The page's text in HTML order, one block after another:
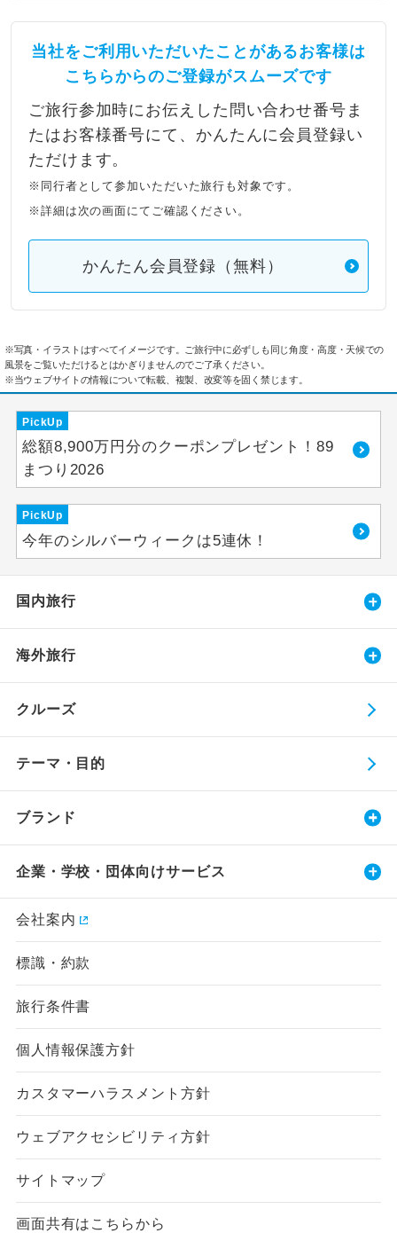
当社をご利用いただいたことがあるお客様は
こちらからのご登録がスムーズです
ご旅行参加時にお伝えした問い合わせ番号ま
たはお客様番号にて、かんたんに会員登録い
ただけます。
※同行者として参加いただいた旅行も対象です。
※詳細は次の画面にてご確認ください。
かんたん会員登録（無料）
※写真・イラストはすべてイメージです。ご旅行中に必ずしも同じ角度・高度・天候での
風景をご覧いただけるとはかぎりませんのでご了承ください。
※当ウェブサイトの情報について転載、複製、改変等を固く禁じます。
PickUp
総額8,900万円分のクーポンプレゼント！89
まつり2026
PickUp
今年のシルバーウィークは5連休！
国内旅行
海外旅行
クルーズ
テーマ・目的
ブランド
企業・学校・団体向けサービス
会社案内
標識・約款
旅行条件書
個人情報保護方針
カスタマーハラスメント方針
ウェブアクセシビリティ方針
サイトマップ
画面共有はこちらから